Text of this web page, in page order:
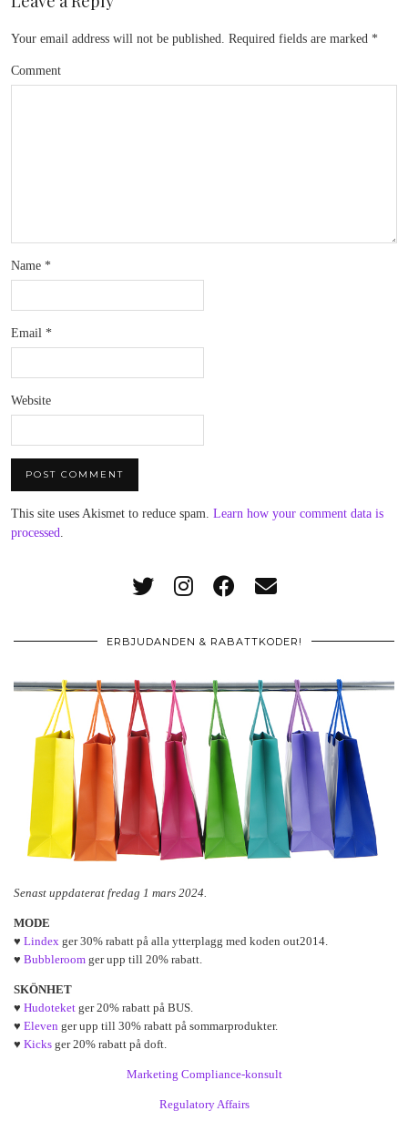
Your email address will not be published. Required fields are marked *
Comment
Name *
Email *
Website
This site uses Akismet to reduce spam. Learn how your comment data is
processed
ERBJUDANDEN & RABATTKODER!
Senast uppdaterat fredag 1 mars 2024.
MODE
♥ Lindex ger 30% rabatt på alla ytterplagg med koden out2014.
♥ Bubbleroom ger upp till 20% rabatt.
SKÖNHET
♥ Hudoteket ger 20% rabatt på BUS.
♥ Eleven ger upp till 30% rabatt på sommarprodukter.
♥ Kicks ger 20% rabatt på doft.
Marketing Compliance-konsult
Regulatory Affairs